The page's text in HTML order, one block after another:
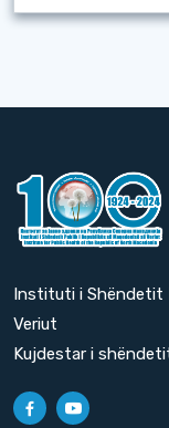
Instituti i Shëndetit
Veriut
Kujdestar i